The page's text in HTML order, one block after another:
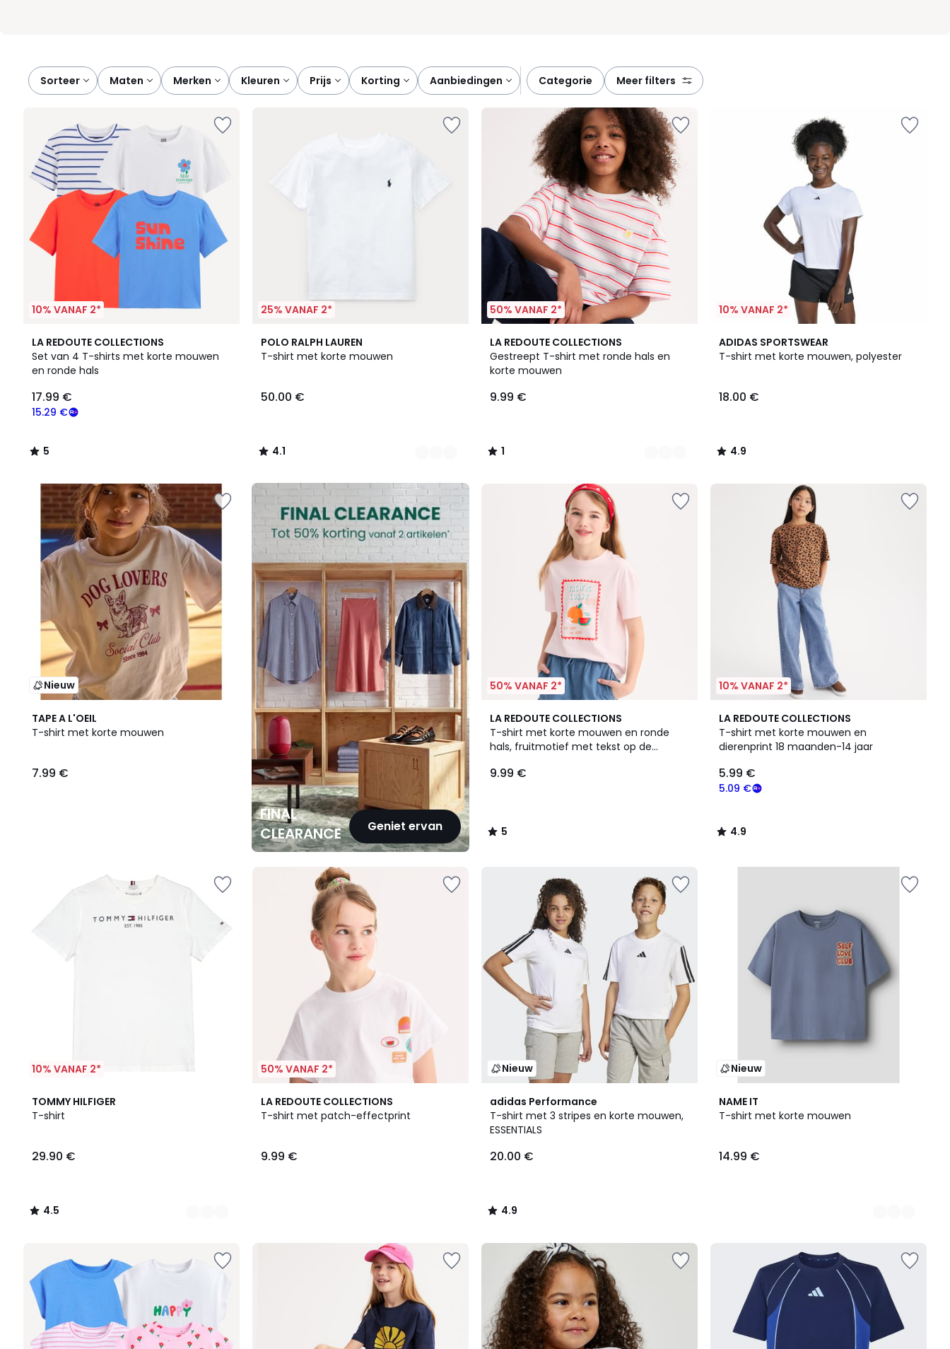
Sorteer maten merken kleuren prijs korting aanbiedingen categorie meer filters
10% VANAF 2*
LA REDOUTE COLLECTIONS
Set van 4 T-shirts met korte mouwen
en ronde hals
€
Schrijf
voor
programma
om
plaats
daarvan
betalen
15.29
15.29 €
17.99 €
5
/
5
5
/
25% VANAF 2*
POLO RALPH LAUREN
T-shirt met korte mouwen
50.00 €
4.1
/ 5
6
Kleuren
4.1
/
50% VANAF 2*
LA REDOUTE COLLECTIONS
Gestreept T-shirt met ronde hals en
korte mouwen
9.99 €
1
/
5
2
Kleuren
1
/
10% VANAF 2*
ADIDAS SPORTSWEAR
T-shirt met korte mouwen, polyester
18.00 €
4.9
/ 5
4.9
/
Nieuw
TAPE A L'OEIL
T-shirt met korte mouwen
7.99 €
FINAL
CLEARANCE
Geniet ervan
FINAL
CLEARANCE
50% VANAF 2*
LA REDOUTE COLLECTIONS
T-shirt met korte mouwen en ronde
hals, fruitmotief met tekst op de
9.99 €
5
/
5
5
/
10% VANAF 2*
LA REDOUTE COLLECTIONS
T-shirt met korte mouwen en
dierenprint 18 maanden-14 jaar
5.09 €
5.99 €
4.9
/ 5
4.9
/
10% VANAF 2*
TOMMY HILFIGER
T-shirt
29.90 €
4.5
/ 5
4
Kleuren
4.5
/
50% VANAF 2*
LA REDOUTE COLLECTIONS
T-shirt met patch-effectprint
9.99 €
Nieuw
adidas Performance
T-shirt met 3 stripes en korte mouwen,
ESSENTIALS
20.00 €
4.9
/ 5
4.9
/
Nieuw
NAME IT
T-shirt met korte mouwen
14.99 €
2
Kleuren